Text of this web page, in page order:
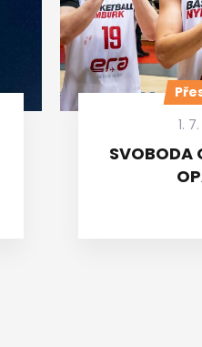
1.
SVOBODA